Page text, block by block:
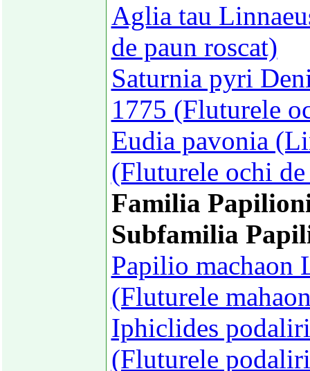
Aglia tau
de paun roscat)
Saturnia pyri
1775 (Fluturele
Eudia pavonia
(Fluturele ochi
Familia
Subfamilia
Papilio machaon
(Fluturele
Iphiclides
(Fluturele